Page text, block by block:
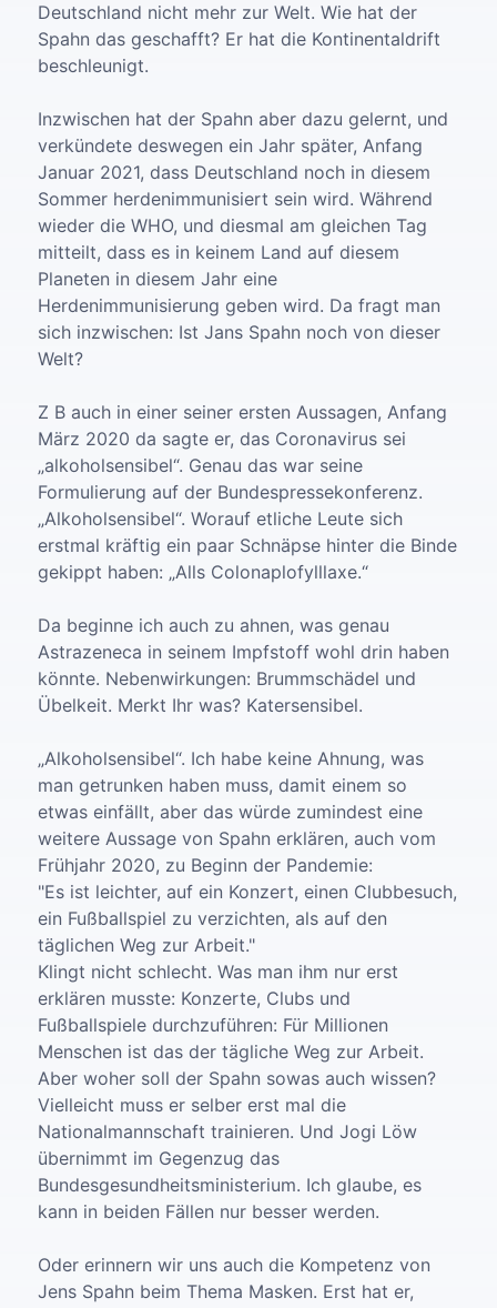
Deutschland nicht mehr zur Welt. Wie hat der
Spahn das geschafft? Er hat die Kontinentaldrift
beschleunigt.
Inzwischen hat der Spahn aber dazu gelernt, und
verkündete deswegen ein Jahr später, Anfang
Januar 2021, dass Deutschland noch in diesem
Sommer herdenimmunisiert sein wird. Während
wieder die WHO, und diesmal am gleichen Tag
mitteilt, dass es in keinem Land auf diesem
Planeten in diesem Jahr eine
Herdenimmunisierung geben wird. Da fragt man
sich inzwischen: Ist Jans Spahn noch von dieser
Welt?
Z B auch in einer seiner ersten Aussagen, Anfang
März 2020 da sagte er, das Coronavirus sei
„alkoholsensibel“. Genau das war seine
Formulierung auf der Bundespressekonferenz.
„Alkoholsensibel“. Worauf etliche Leute sich
erstmal kräftig ein paar Schnäpse hinter die Binde
gekippt haben: „Alls Colonaplofylllaxe.“
Da beginne ich auch zu ahnen, was genau
Astrazeneca in seinem Impfstoff wohl drin haben
könnte. Nebenwirkungen: Brummschädel und
Übelkeit. Merkt Ihr was? Katersensibel.
„Alkoholsensibel“. Ich habe keine Ahnung, was
man getrunken haben muss, damit einem so
etwas einfällt, aber das würde zumindest eine
weitere Aussage von Spahn erklären, auch vom
Frühjahr 2020, zu Beginn der Pandemie:
"Es ist leichter, auf ein Konzert, einen Clubbesuch,
ein Fußballspiel zu verzichten, als auf den
täglichen Weg zur Arbeit."
Klingt nicht schlecht. Was man ihm nur erst
erklären musste: Konzerte, Clubs und
Fußballspiele durchzuführen: Für Millionen
Menschen ist das der tägliche Weg zur Arbeit.
Aber woher soll der Spahn sowas auch wissen?
Vielleicht muss er selber erst mal die
Nationalmannschaft trainieren. Und Jogi Löw
übernimmt im Gegenzug das
Bundesgesundheitsministerium. Ich glaube, es
kann in beiden Fällen nur besser werden.
Oder erinnern wir uns auch die Kompetenz von
Jens Spahn beim Thema Masken. Erst hat er,